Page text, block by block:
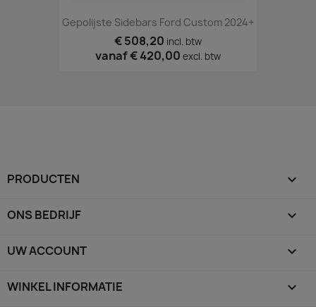
Gepolijste Sidebars Ford Custom 2024+
€ 508,20 incl. btw
vanaf€ 420,00 excl. btw
PRODUCTEN 
ONS BEDRIJF 
UW ACCOUNT 
WINKEL INFORMATIE keyboard_arrow_down